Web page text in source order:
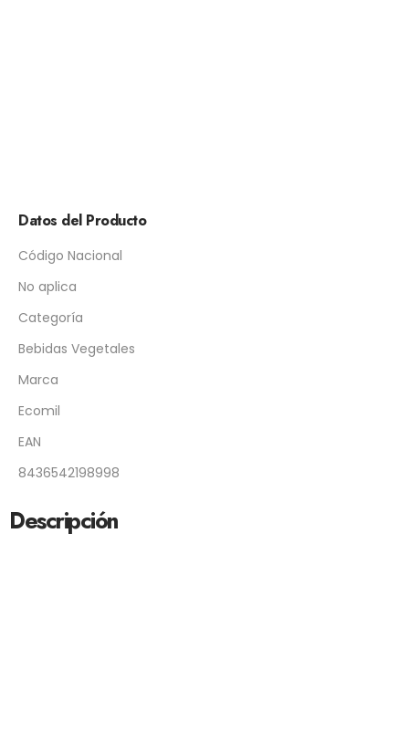
Datos del Producto
Código Nacional
No aplica
Categoría
Bebidas Vegetales
Marca
Ecomil
EAN
8436542198998
Descripción